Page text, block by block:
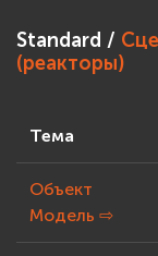
Standard /
(реакторы)
Тема
Объект
Модель ⇨